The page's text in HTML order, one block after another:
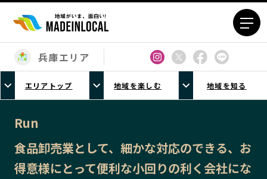
エリアから探す
北海道エリア
青森エリア
福島エリア
茨城エリア
栃木エリア
群馬エリア
兵庫エリア
エリアトップ 地域を楽しむ 地域を知る
Run
食品卸売業として、細かな対応のできる、お
得意様にとって便利な小回りの利く会社にな